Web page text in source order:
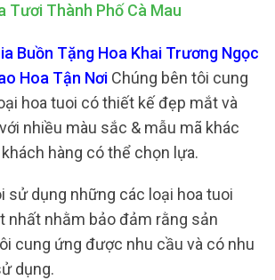
Tươi Thành Phố Cà Mau
Buồn Tặng Hoa Khai Trương Ngọc
Hoa Tận Nơi Chúng bên tôi cung
hoa tuoi có thiết kế đẹp mắt và
nhiều màu sắc & mẫu mã khác
hàng có thể chọn lựa.
sử dụng những các loại hoa tuoi
nhất nhằm bảo đảm rằng sản
cung ứng được nhu cầu và có nhu
dụng.